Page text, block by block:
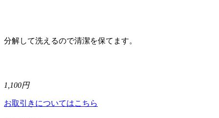
分解して洗えるので清潔を保てます。
1,100円
お取引きについてはこちら